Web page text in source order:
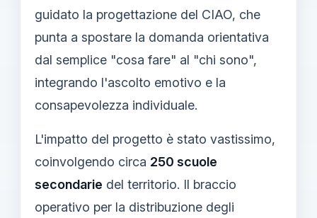
guidato la progettazione del CIAO, che
punta a spostare la domanda orientativa
dal semplice "cosa fare" al "chi sono",
integrando l'ascolto emotivo e la
consapevolezza individuale.
L'impatto del progetto è stato vastissimo,
coinvolgendo circa 250 scuole
secondarie del territorio. Il braccio
operativo per la distribuzione degli